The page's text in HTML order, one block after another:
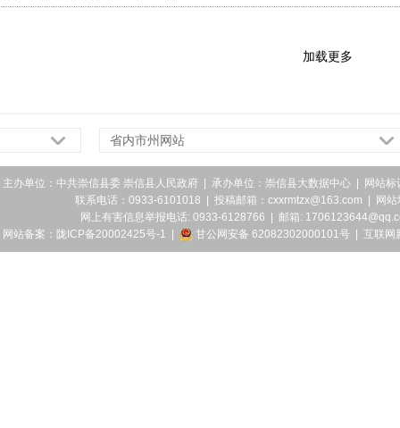
加载更多
省内市州网站
主办单位：中共崇信县委 崇信县人民政府 | 承办单位：崇信县大数据中心 | 网站
联系电话：0933-6101018 | 投稿邮箱：cxxrmtzx@163.com | 网站
网上有害信息举报电话: 0933-6128766 | 邮箱:
网站备案：陇ICP备20002425号-1
甘公网安备 62082302000101号| 互联网